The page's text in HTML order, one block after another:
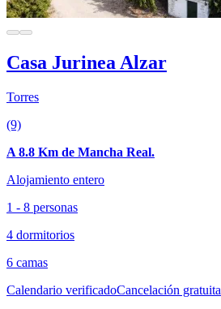
Casa Jurinea Alzar
Torres
(9)
A 8.8 Km de Mancha Real.
Alojamiento entero
1 - 8 personas
4 dormitorios
6 camas
Calendario verificadoCancelación gratuita